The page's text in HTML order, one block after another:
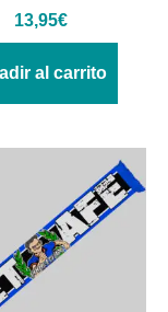
13,95€
al carrito